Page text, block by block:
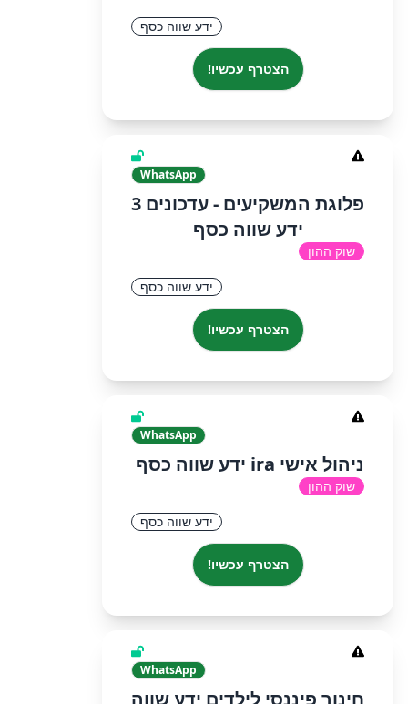
ידע שווה כסף
הצטרף עכשיו!
WhatsApp
פלוגת המשקיעים - עדכונים 3
ידע שווה כסף
שוק ההון
ידע שווה כסף
הצטרף עכשיו!
WhatsApp
ניהול אישי ira ידע שווה כסף
שוק ההון
ידע שווה כסף
הצטרף עכשיו!
WhatsApp
חינוך פיננסי לילדים ידע שווה